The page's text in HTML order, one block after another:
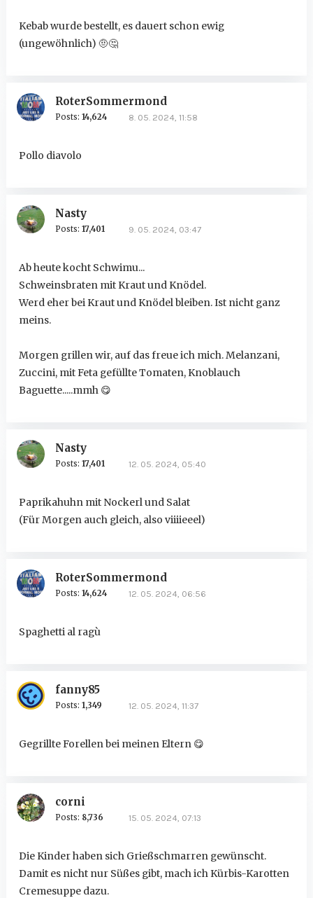
Kebab wurde bestellt, es dauert schon ewig
(ungewöhnlich) 🤨🤔
RoterSommermond
Posts: 14,624 8. 05. 2024, 11:58
Pollo diavolo
Nasty
Posts: 17,401 9. 05. 2024, 03:47
Ab heute kocht Schwimu...
Schweinsbraten mit Kraut und Knödel.
Werd eher bei Kraut und Knödel bleiben. Ist nicht ganz
meins.
Morgen grillen wir, auf das freue ich mich. Melanzani,
Zuccini, mit Feta gefüllte Tomaten, Knoblauch
Baguette.....mmh 😋
Nasty
Posts: 17,401 12. 05. 2024, 05:40
Paprikahuhn mit Nockerl und Salat
(Für Morgen auch gleich, also viiiieeel)
RoterSommermond
Posts: 14,624 12. 05. 2024, 06:56
Spaghetti al ragù
fanny85
Posts: 1,349 12. 05. 2024, 11:37
Gegrillte Forellen bei meinen Eltern 😋
corni
Posts: 8,736 15. 05. 2024, 07:13
Die Kinder haben sich Grießschmarren gewünscht.
Damit es nicht nur Süßes gibt, mach ich Kürbis-Karotten
Cremesuppe dazu.